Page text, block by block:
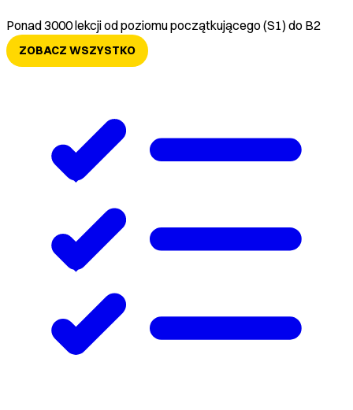
Ponad 3000 lekcji od poziomu początkującego (S1) do B2
ZOBACZ WSZYSTKO